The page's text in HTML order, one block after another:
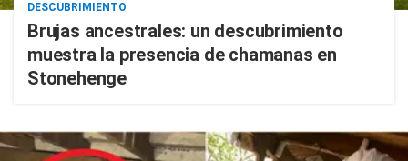
DESCUBRIMIENTO
Brujas ancestrales: un descubrimiento
muestra la presencia de chamanas en
Stonehenge